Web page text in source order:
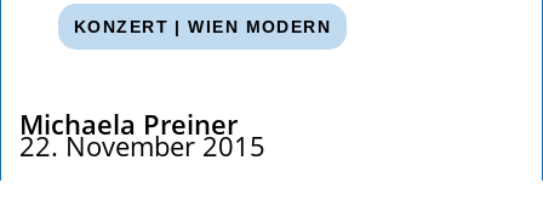
KONZERT |WIEN MODERN
Michaela Preiner
22. November 2015